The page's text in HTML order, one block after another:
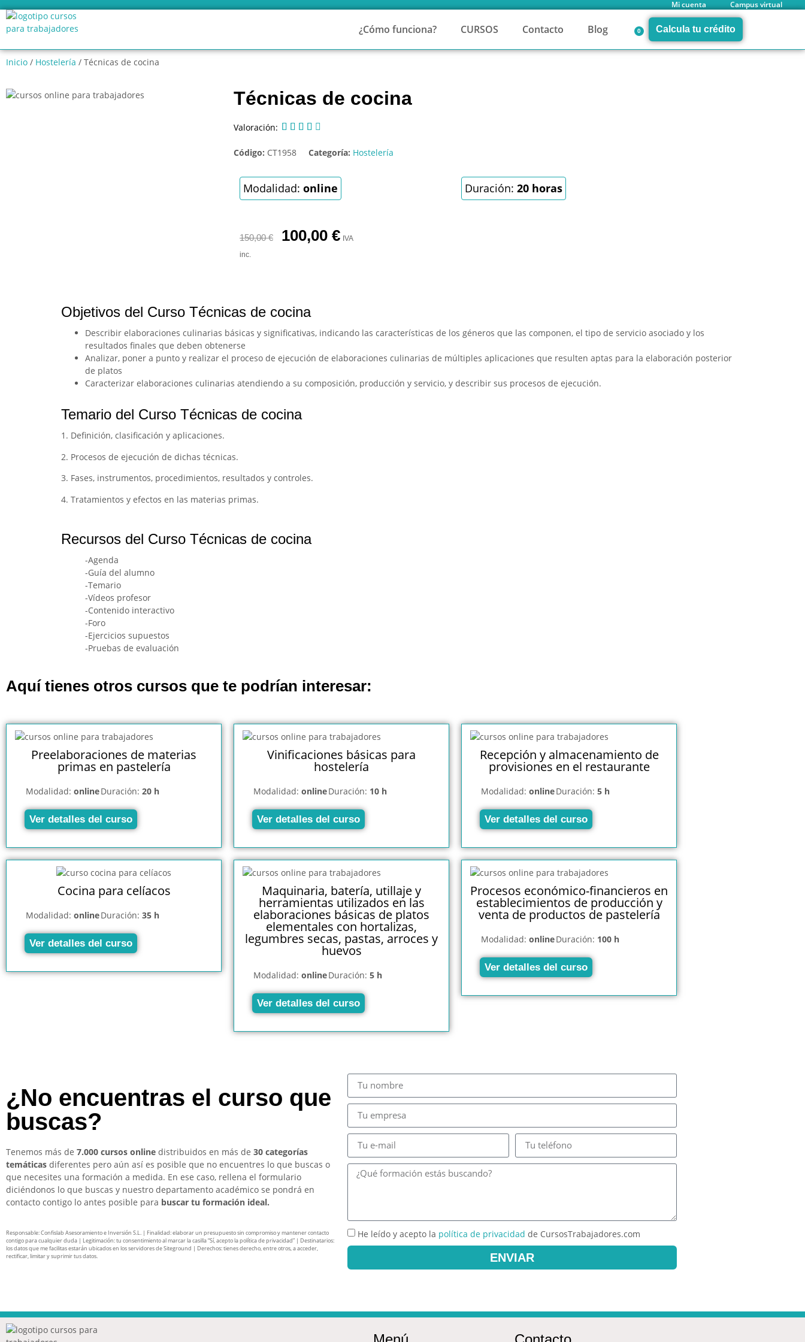
Mi cuenta Campus virtual
¿Cómo funciona? CURSOS Contacto Blog 0 Calcula tu crédito
Inicio / Hostelería / Técnicas de cocina
Técnicas de cocina
Valoración:     
Código: CT1958 Categoría: Hostelería
Modalidad: online Duración: 20 horas
150,00€ 100,00 € IVA
inc.
Objetivos del Curso Técnicas de cocina
Describir elaboraciones culinarias básicas y significativas, indicando las características de los géneros que las componen, el tipo de servicio asociado y los
resultados finales que deben obtenerse
Analizar, poner a punto y realizar el proceso de ejecución de elaboraciones culinarias de múltiples aplicaciones que resulten aptas para la elaboración posterior
de platos
Caracterizar elaboraciones culinarias atendiendo a su composición, producción y servicio, y describir sus procesos de ejecución.
Temario del Curso Técnicas de cocina
1. Definición, clasificación y aplicaciones.
2. Procesos de ejecución de dichas técnicas.
3. Fases, instrumentos, procedimientos, resultados y controles.
4. Tratamientos y efectos en las materias primas.
Recursos del Curso Técnicas de cocina
-Agenda
-Guía del alumno
-Temario
-Vídeos profesor
-Contenido interactivo
-Foro
-Ejercicios supuestos
-Pruebas de evaluación
Aquí tienes otros cursos que te podrían interesar:
Preelaboraciones de materias
primas en pastelería
Modalidad: onlineDuración: 20 h
Ver detalles del curso
Vinificaciones básicas para
hostelería
Modalidad: onlineDuración: 10 h
Ver detalles del curso
Recepción y almacenamiento de
provisiones en el restaurante
Modalidad: onlineDuración: 5 h
Ver detalles del curso
Cocina para celíacos
Modalidad: onlineDuración: 35 h
Ver detalles del curso
Maquinaria, batería, utillaje y
herramientas utilizados en las
elaboraciones básicas de platos
elementales con hortalizas,
legumbres secas, pastas, arroces y
huevos
Modalidad: onlineDuración: 5 h
Ver detalles del curso
Procesos económico-financieros en
establecimientos de producción y
venta de productos de pastelería
Modalidad: onlineDuración: 100 h
Ver detalles del curso
¿No encuentras el curso que
buscas?
Tenemos más de 7.000 cursos online distribuidos en más de 30 categorías
temáticas diferentes pero aún así es posible que no encuentres lo que buscas o
que necesites una formación a medida. En ese caso, rellena el formulario
diciéndonos lo que buscas y nuestro departamento académico se pondrá en
contacto contigo lo antes posible para buscar tu formación ideal.
Responsable: Confislab Asesoramiento e Inversión S.L. | Finalidad: elaborar un presupuesto sin compromiso y mantener contacto
contigo para cualquier duda | Legitimación: tu consentimiento al marcar la casilla “Sí, acepto la política de privacidad” | Destinatarios:
los datos que me facilitas estarán ubicados en los servidores de Siteground | Derechos: tienes derecho, entre otros, a acceder,
rectificar, limitar y suprimir tus datos.
He leído y acepto la política de privacidad de CursosTrabajadores.com
ENVIAR